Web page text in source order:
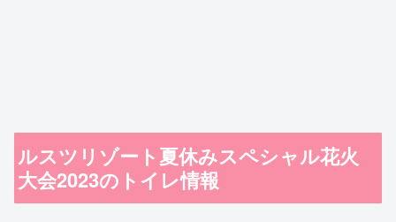
ルスツリゾート夏休みスペシャル花火
大会2023のトイレ情報